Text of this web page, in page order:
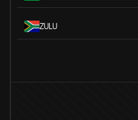
ZULU